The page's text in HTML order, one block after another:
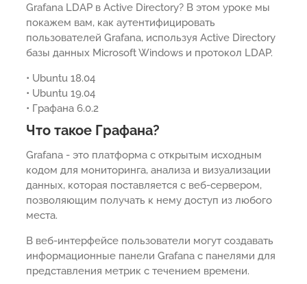
Grafana LDAP в Active Directory? В этом уроке мы
покажем вам, как аутентифицировать
пользователей Grafana, используя Active Directory
базы данных Microsoft Windows и протокол LDAP.
• Ubuntu 18.04
• Ubuntu 19.04
• Графана 6.0.2
Что такое Графана?
Grafana - это платформа с открытым исходным
кодом для мониторинга, анализа и визуализации
данных, которая поставляется с веб-сервером,
позволяющим получать к нему доступ из любого
места.
В веб-интерфейсе пользователи могут создавать
информационные панели Grafana с панелями для
представления метрик с течением времени.